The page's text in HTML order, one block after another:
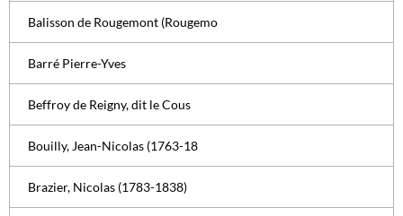
Balisson de Rougemont (Rougemo
Barré Pierre-Yves
Beffroy de Reigny, dit le Cous
Bouilly, Jean-Nicolas (1763-18
Brazier, Nicolas (1783-1838)